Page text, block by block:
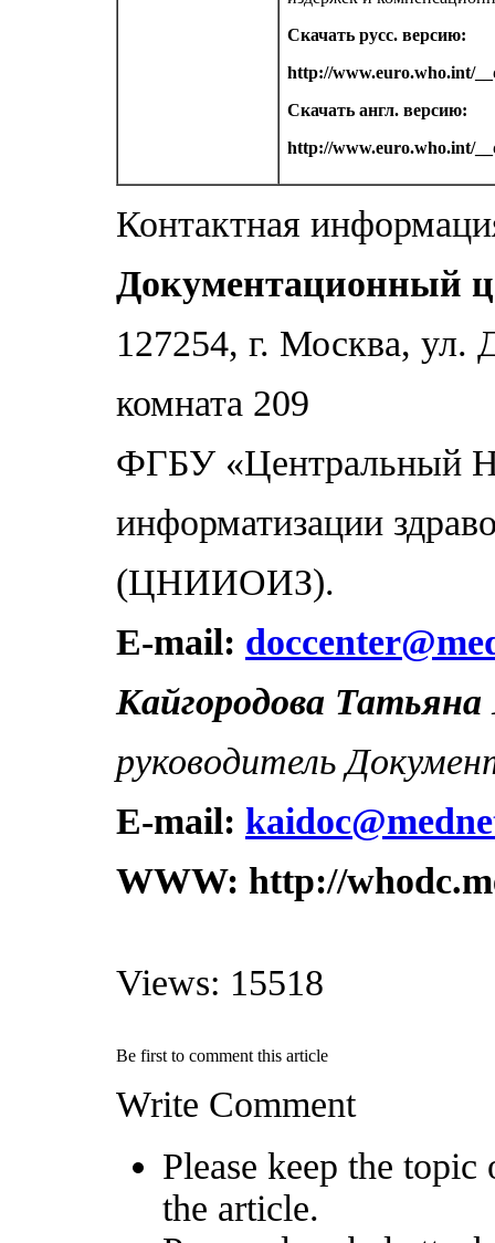
Скачать русс. версию:
http://www.euro.who.int/
Скачать англ. версию:
http://www.euro.who.int/
Контактная
Документационный
127254, г. Москва, ул.
комната 209
ФГБУ «Центральный
информатизации
(ЦНИИОИЗ).
E-mail:
Кайгородова
руководитель
E-mail:
WWW: http://
Views: 15518
Be first to comment this article
Write Comment
Please keep the
the article.